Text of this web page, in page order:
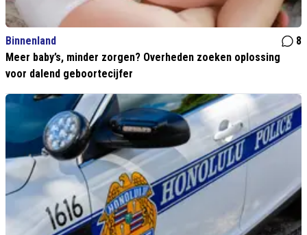
Binnenland
8
Meer baby’s, minder zorgen? Overheden zoeken oplossing
voor dalend geboortecijfer